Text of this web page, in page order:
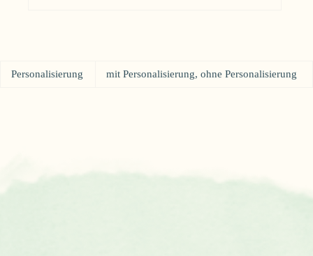
Personalisierung mit Personalisierung, ohne Personalisierung